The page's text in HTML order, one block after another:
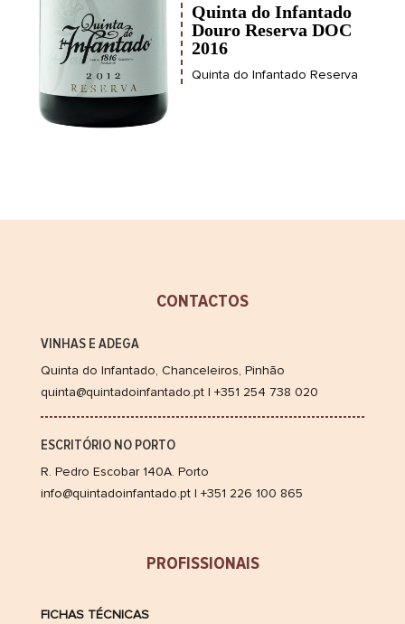
Quinta do Infantado
Douro Reserva DOC
2016
Quinta do Infantado Reserva
CONTACTOS
VINHAS E ADEGA
Quinta do Infantado, Chanceleiros, Pinhão
quinta@quintadoinfantado.pt | +351 254 738 020
ESCRITÓRIO NO PORTO
R. Pedro Escobar 140A. Porto
info@quintadoinfantado.pt | +351 226 100 865
PROFISSIONAIS
FICHAS TÉCNICAS